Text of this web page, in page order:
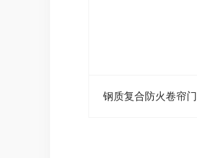
钢质复合防火卷帘门